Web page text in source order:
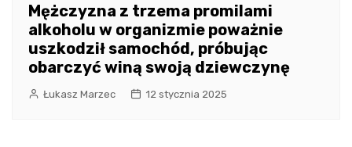
Mężczyzna z trzema promilami
alkoholu w organizmie poważnie
uszkodził samochód, próbując
obarczyć winą swoją dziewczynę
Łukasz Marzec 12 stycznia 2025